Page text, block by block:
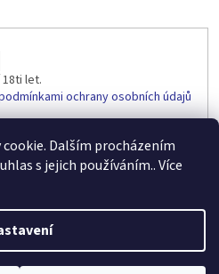
Dalším procházením
s jejich používáním.. Více
let.
ochrany osobních údajů